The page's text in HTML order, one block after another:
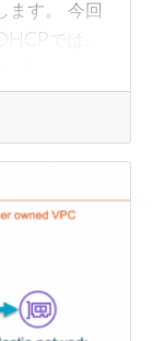
ます。 今回
では、